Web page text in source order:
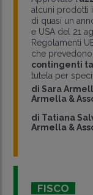
alcuni prodotti
di quasi un
e USA del 21
Regolamenti
che
contingenti
tutela per
di Sara
Armella &
di Tatiana
Armella &
FISCO